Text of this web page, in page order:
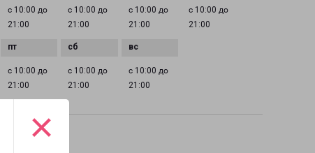
×
с 10:00 до
21:00
с 10:00 до
21:00
с 10:00 до
21:00
с 10:00 до
21:00
с 10:00 до
21:00
с 10:00 до
21:00
с 10:00 до
21:00